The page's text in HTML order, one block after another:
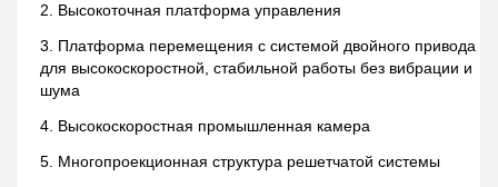
Высокоточная платформа управления
Платформа перемещения с системой двойного привода
для высокоскоростной, стабильной работы без вибрации и
шума
Высокоскоростная промышленная камера
Многопроекционная структура решетчатой системы